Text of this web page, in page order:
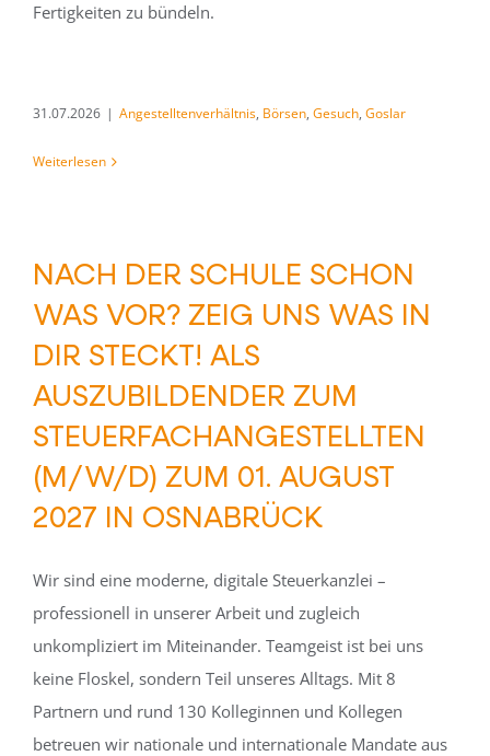
Fertigkeiten zu bündeln.
31.07.2026 | Angestelltenverhältnis, Börsen, Gesuch, Goslar
Weiterlesen
NACH DER SCHULE SCHON
WAS VOR? ZEIG UNS WAS IN
DIR STECKT! ALS
AUSZUBILDENDER ZUM
STEUERFACHANGESTELLTEN
(M/W/D) ZUM 01. AUGUST
2027 IN OSNABRÜCK
Wir sind eine moderne, digitale Steuerkanzlei –
professionell in unserer Arbeit und zugleich
unkompliziert im Miteinander. Teamgeist ist bei uns
keine Floskel, sondern Teil unseres Alltags. Mit 8
Partnern und rund 130 Kolleginnen und Kollegen
betreuen wir nationale und internationale Mandate aus